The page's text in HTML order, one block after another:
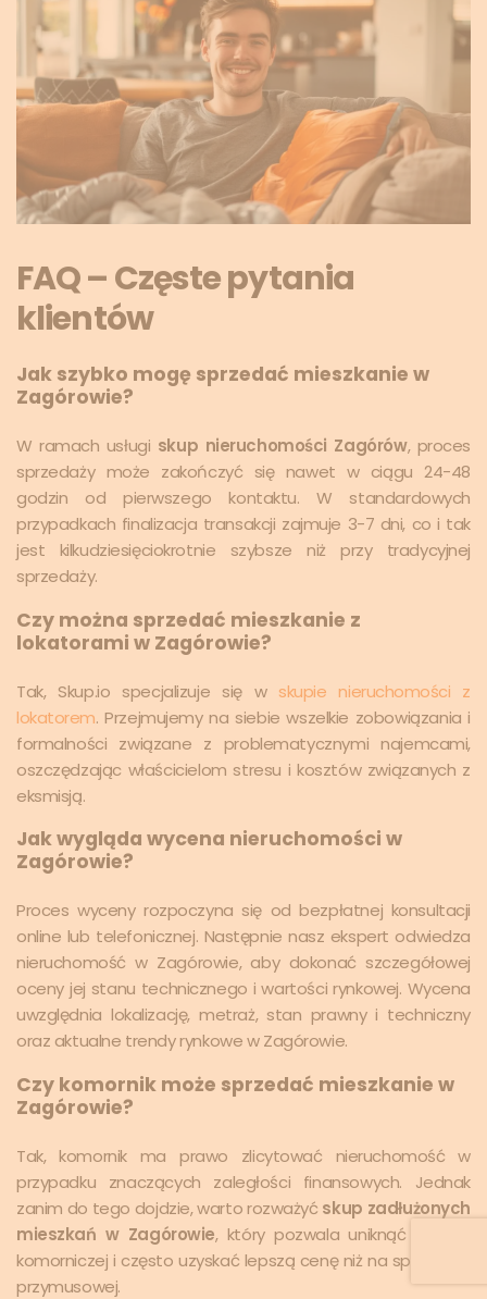
FAQ – Częste pytania
klientów
Jak szybko mogę sprzedać mieszkanie w
Zagórowie?
W ramach usługi skup nieruchomości Zagórów, proces
sprzedaży może zakończyć się nawet w ciągu 24-48
godzin od pierwszego kontaktu. W standardowych
przypadkach finalizacja transakcji zajmuje 3-7 dni, co i tak
jest kilkudziesięciokrotnie szybsze niż przy tradycyjnej
sprzedaży.
Czy można sprzedać mieszkanie z
lokatorami w Zagórowie?
Tak, Skup.io specjalizuje się w skupie nieruchomości z
lokatorem. Przejmujemy na siebie wszelkie zobowiązania i
formalności związane z problematycznymi najemcami,
oszczędzając właścicielom stresu i kosztów związanych z
eksmisją.
Jak wygląda wycena nieruchomości w
Zagórowie?
Proces wyceny rozpoczyna się od bezpłatnej konsultacji
online lub telefonicznej. Następnie nasz ekspert odwiedza
nieruchomość w Zagórowie, aby dokonać szczegółowej
oceny jej stanu technicznego i wartości rynkowej. Wycena
uwzględnia lokalizację, metraż, stan prawny i techniczny
oraz aktualne trendy rynkowe w Zagórowie.
Czy komornik może sprzedać mieszkanie w
Zagórowie?
Tak, komornik ma prawo zlicytować nieruchomość w
przypadku znaczących zaległości finansowych. Jednak
zanim do tego dojdzie, warto rozważyć skup zadłużonych
mieszkań w Zagórowie, który pozwala uniknąć licytacji
komorniczej i często uzyskać lepszą cenę niż na sprzedaży
przymusowej.